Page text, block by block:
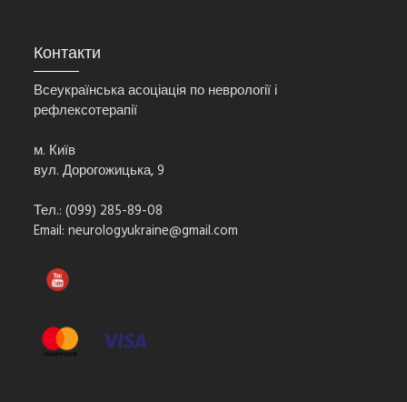
Контакти
Всеукраїнська асоціація по неврології і
рефлексотерапії
м. Київ
вул. Дорогожицька, 9
Тел.: (099) 285-89-08
Email:neurologyukraine@gmail.com